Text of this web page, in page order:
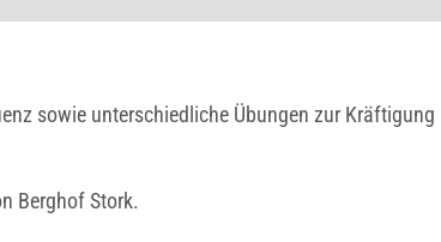
sowie unterschiedliche Übungen zur Kräftigung
Berghof Stork.